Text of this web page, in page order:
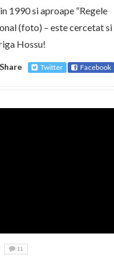
1990 si aproape “Regele
(foto) – este cercetat si
Hossu!
Share Twitter Facebook
11